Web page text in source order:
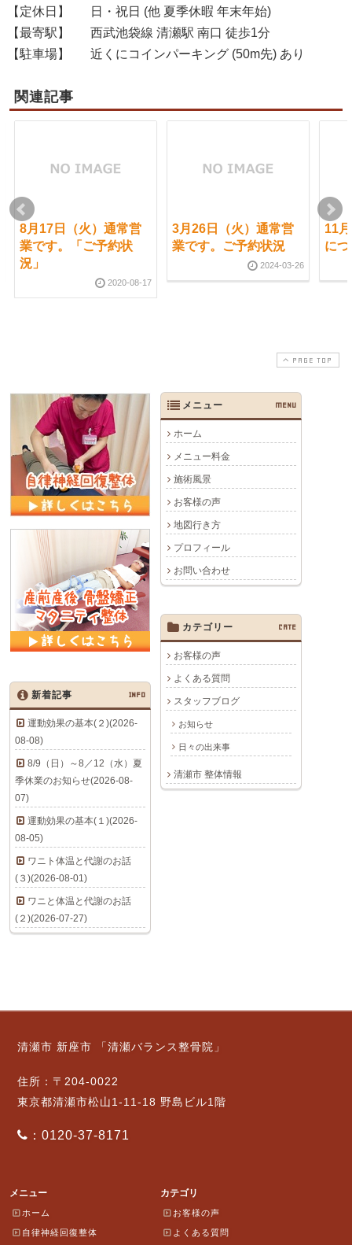
【定休日】
日・祝日 (他 夏季休暇 年末年始)
【最寄駅】
西武池袋線 清瀬駅 南口 徒歩1分
【駐車場】
近くにコインパーキング (50m先) あり
関連記事
8月17日（火）通常営
業です。「ご予約状
況」
2020-08-17
3月26日（火）通常営
業です。ご予約状況
2024-03-26
11
に
PAGE TOP
メニュー MENU
ホーム
メニュー料金
施術風景
お客様の声
地図行き方
プロフィール
お問い合わせ
カテゴリー CATE
お客様の声
よくある質問
スタッフブログ
お知らせ
日々の出来事
清瀬市 整体情報
新着記事 INFO
運動効果の基本(２)(2026-
08-08)
8/9（日）～8／12（水）夏
季休業のお知らせ(2026-08-
07)
運動効果の基本(１)(2026-
08-05)
ワニト体温と代謝のお話
(３)(2026-08-01)
ワニと体温と代謝のお話
(２)(2026-07-27)
清瀬市 新座市 「清瀬バランス整骨院」
住所：〒204-0022
東京都清瀬市松山1-11-18 野島ビル1階
：0120-37-8171
メニュー
ホーム
自律神経回復整体
カテゴリ
お客様の声
よくある質問